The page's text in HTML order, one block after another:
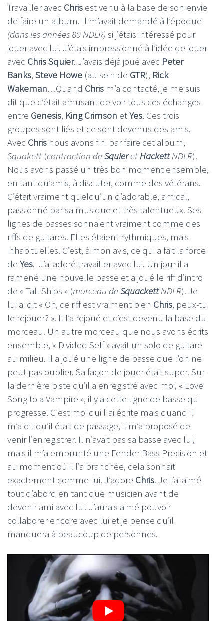
Travailler avec Chris est venu à la base de son envie
de faire un album. Il m’avait demandé à l’époque
(dans les années 80 NDLR) si j’étais intéressé pour
jouer avec lui. J’étais impressionné à l’idée de jouer
avec Chris Squier. J’avais déjà joué avec Peter
Banks, Steve Howe (au sein de GTR), Rick
Wakeman…Quand Chris m’a contacté, je me suis
dit que c’était amusant de voir tous ces échanges
entre Genesis, King Crimson etYes. Ces trois
groupes sont liés et ce sont devenus des amis.
Avec Chris nous avons fini par faire cet album,
Squakett (contraction deSquieretHackettNDLR).
Nous avons passé un très bon moment ensemble,
en tant qu’amis, à discuter, comme des vétérans.
C’était vraiment quelqu’un d’adorable, amical,
passionné par sa musique et très talentueux. Ses
lignes de basses sonnaient vraiment comme des
riffs de guitares. Elles étaient rythmiques, mais
inhabituelles. C’est, à mon avis, ce qui a fait la force
de Yes. J’ai adoré travailler avec lui. Un jour il a
ramené une nouvelle basse et a joué le riff d’intro
de « Tall Ships » (morceau deSquackettNDLR). Je
lui ai dit « Oh, ce riff est vraiment bien Chris, peux-tu
le rejouer? ». Il l’a rejoué et c’est devenu la base du
morceau. Un autre morceau que nous avons écrits
ensemble, « Divided Self » avait un solo de guitare
au milieu. Il a joué une ligne de basse que l’on ne
peut pas oublier. Sa façon de jouer était super. Sur
la dernière piste qu’il a enregistré avec moi, « Love
Song to a Vampire », il y a cette ligne de basse qui
progresse. C'est moi qui l'ai écrite mais quand il
m’a dit qu’il était de passage, il m’a proposé de
venir l’enregistrer. Il n’avait pas sa basse avec lui,
mais il m’a emprunté une Fender Bass Precision et
au moment où il l’a branchée, cela sonnait
exactement comme lui. J’adore Chris. Je l’ai aimé
tout d’abord en tant que musicien avant de
devenir ami avec lui. J’aurais aimé pouvoir
collaborer encore avec lui et je pense qu’il
manquera à beaucoup de personnes.